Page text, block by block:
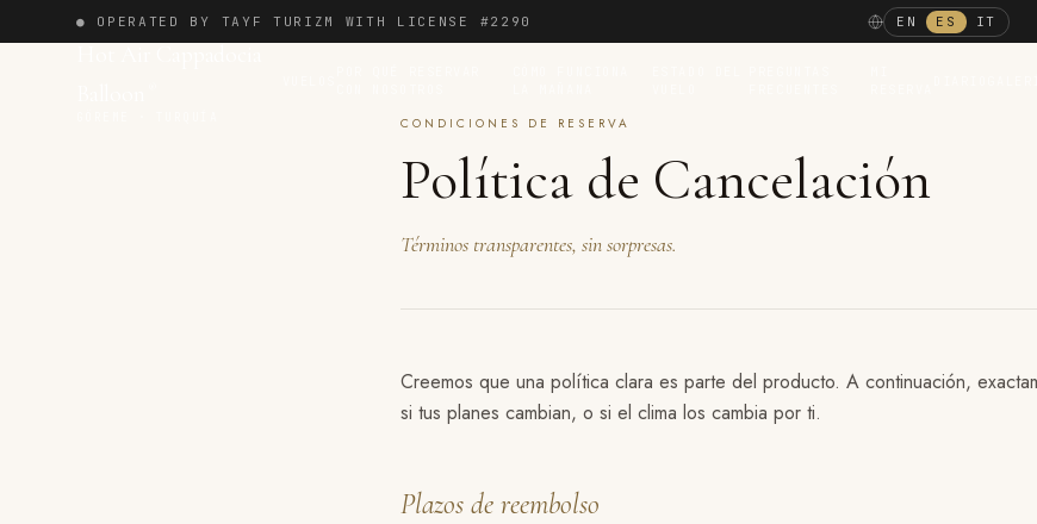
● OPERATED BY TAYF TURIZM WITH LICENSE #2290 EN ES IT
CONDICIONES DE RESERVA
Política de Cancelación
Términos transparentes, sin sorpresas.
Creemos que una política clara es parte del producto. A continuación,
si tus planes cambian, o si el clima los cambia por ti.
Plazos de reembolso